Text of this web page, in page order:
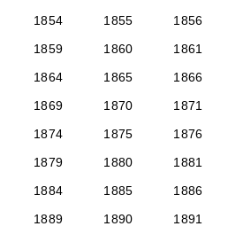
1854
1855 1856
1859
1860 1861
1864
1865 1866
1869
1870 1871
1874
1875 1876
1879
1880 1881
1884
1885 1886
1889
1890 1891